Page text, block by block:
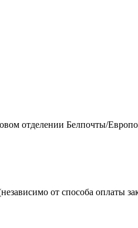
отделении Белпочты/
от способа оплаты